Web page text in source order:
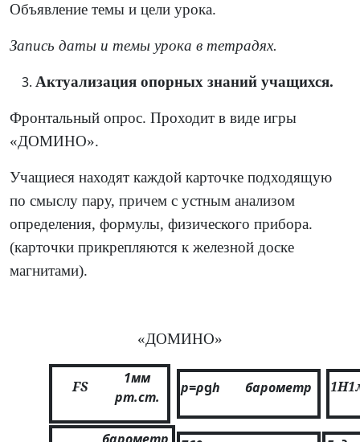
Объявление темы и цели урока.
Запись даты и темы урока в тетрадях.
Актуализация опорных знаний учащихся.
Фронтальный опрос. Проходит в виде игры
«ДОМИНО».
Учащиеся находят каждой карточке подходящую
по смыслу пару, причем с устным анализом
определения, формулы, физического прибора.
(карточки прикрепляются к железной доске
магнитами).
«ДОМИНО»
FS
1мм
рт.ст.
р=ρgh барометр 1Н